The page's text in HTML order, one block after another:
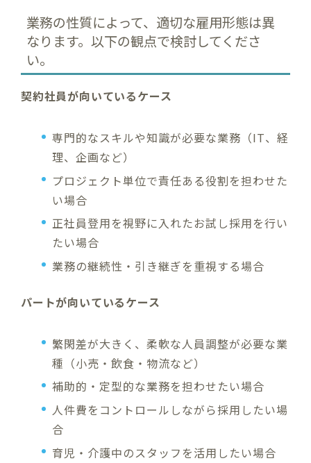
業務の性質によって、適切な雇用形態は異
なります。以下の観点で検討してくださ
い。
契約社員が向いているケース
専門的なスキルや知識が必要な業務（IT、経
理、企画など）
プロジェクト単位で責任ある役割を担わせた
い場合
正社員登用を視野に入れたお試し採用を行い
たい場合
業務の継続性・引き継ぎを重視する場合
パートが向いているケース
繁閑差が大きく、柔軟な人員調整が必要な業
種（小売・飲食・物流など）
補助的・定型的な業務を担わせたい場合
人件費をコントロールしながら採用したい場
合
育児・介護中のスタッフを活用したい場合